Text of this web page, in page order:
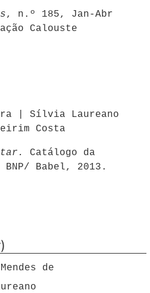
, n.º 185, Jan-Abr
Calouste
| Sílvia Laureano
Costa
Catálogo da
Babel, 2013.
de